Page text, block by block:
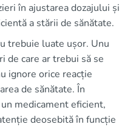
în ajustarea dozajului și
a stării de sănătate.
trebuie luate ușor. Unu
de care ar trebui să se
ignore orice reacție
de sănătate. În
medicament eficient,
deosebită în funcție